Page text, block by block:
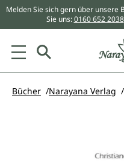
springen
Melden Sie sich gern über unsere
Sie uns:0160 652 2038
Bücher Narayana Verlag